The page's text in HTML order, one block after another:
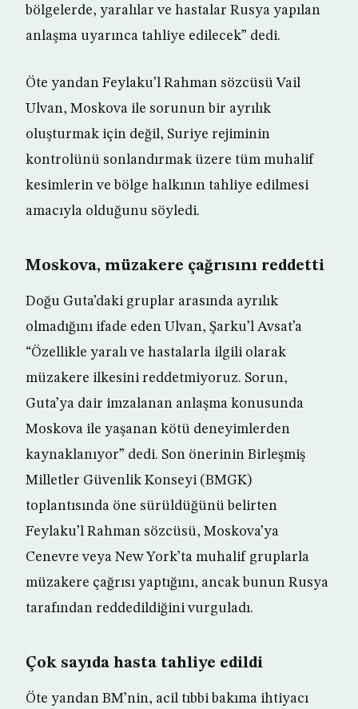
bölgelerde, yaralılar ve hastalar Rusya yapılan
anlaşma uyarınca tahliye edilecek” dedi.
Öte yandan Feylaku’l Rahman sözcüsü Vail
Ulvan, Moskova ile sorunun bir ayrılık
oluşturmak için değil, Suriye rejiminin
kontrolünü sonlandırmak üzere tüm muhalif
kesimlerin ve bölge halkının tahliye edilmesi
amacıyla olduğunu söyledi.
Moskova, müzakere çağrısını reddetti
Doğu Guta’daki gruplar arasında ayrılık
olmadığını ifade eden Ulvan, Şarku’l Avsat’a
“Özellikle yaralı ve hastalarla ilgili olarak
müzakere ilkesini reddetmiyoruz. Sorun,
Guta’ya dair imzalanan anlaşma konusunda
Moskova ile yaşanan kötü deneyimlerden
kaynaklanıyor” dedi. Son önerinin Birleşmiş
Milletler Güvenlik Konseyi (BMGK)
toplantısında öne sürüldüğünü belirten
Feylaku’l Rahman sözcüsü, Moskova’ya
Cenevre veya New York’ta muhalif gruplarla
müzakere çağrısı yaptığını, ancak bunun Rusya
tarafından reddedildiğini vurguladı.
Çok sayıda hasta tahliye edildi
Öte yandan BM’nin, acil tıbbi bakıma ihtiyacı